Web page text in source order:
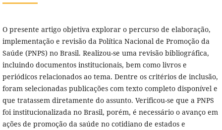
O presente artigo objetiva explorar o percurso de elaboração,
implementação e revisão da Política Nacional de Promoção da
Saúde (PNPS) no Brasil. Realizou-se uma revisão bibliográfica,
incluindo documentos institucionais, bem como livros e
periódicos relacionados ao tema. Dentre os critérios de inclusão,
foram selecionadas publicações com texto completo disponível e
que tratassem diretamente do assunto. Verificou-se que a PNPS
foi institucionalizada no Brasil, porém, é necessário o avanço em
ações de promoção da saúde no cotidiano de estados e